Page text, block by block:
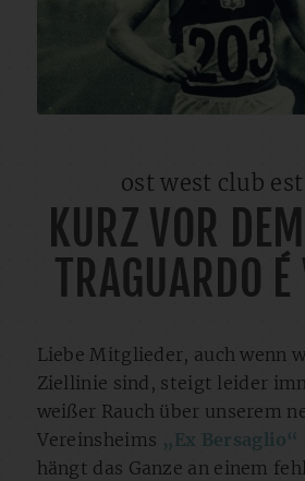
ost west club
KURZ VOR
TRAGUARDO
Liebe Mitglieder, auch wenn
Ziellinie sind, steigt leider
weißer Rauch über unserem
Vereinsheims „Ex Bersaglio“
hängt das Ganze an einem